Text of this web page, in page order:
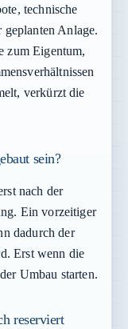
technische
geplanten Anlage.
zum Eigentum,
verkürzt die
sein?
nach der
Ein vorzeitiger
dadurch der
Erst wenn die
Umbau starten.
reserviert